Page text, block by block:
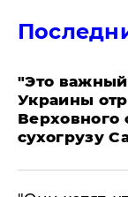
"Это
Украины
Верховного
сухогрузу